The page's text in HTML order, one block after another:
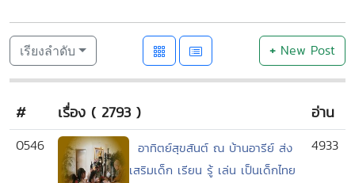
เรียงลำดับ +New Post
# เรื่อง ( 2793 ) อ่าน
0546
อาทิตย์สุขสันต์ ณ บ้านอารีย์ ส่ง
เสริมเด็ก เรียน รู้ เล่น เป็นเด็กไทย
4933